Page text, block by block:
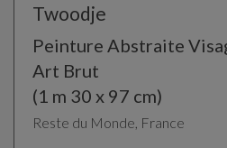
Twoodje
Peinture Abstraite
Art Brut
(1 m 30 x 97 cm)
Reste du Monde, France